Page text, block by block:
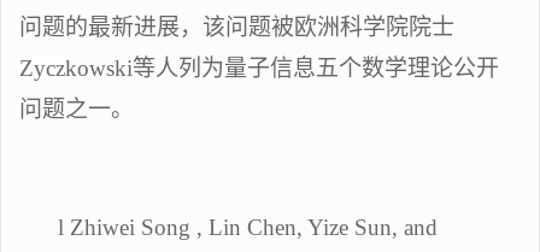
问题的最新进展，该问题被欧洲科学院院士
Zyczkowski等人列为量子信息五个数学理论公开
问题之一。
l Zhiwei Song , Lin Chen, Yize Sun, and